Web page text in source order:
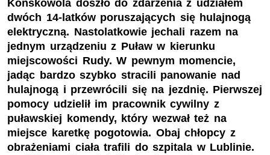
Końskowola doszło do zdarzenia z udziałem
dwóch 14-latków poruszających się hulajnogą
elektryczną. Nastolatkowie jechali razem na
jednym urządzeniu z Puław w kierunku
miejscowości Rudy. W pewnym momencie,
jadąc bardzo szybko stracili panowanie nad
hulajnogą i przewrócili się na jezdnię. Pierwszej
pomocy udzielił im pracownik cywilny z
puławskiej komendy, który wezwał też na
miejsce karetkę pogotowia. Obaj chłopcy z
obrażeniami ciała trafili do szpitala w Lublinie.